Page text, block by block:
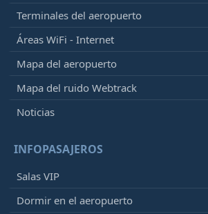
Terminales del aeropuerto
Áreas WiFi - Internet
Mapa del aeropuerto
Mapa del ruido Webtrack
Noticias
INFOPASAJEROS
Salas VIP
Dormir en el aeropuerto